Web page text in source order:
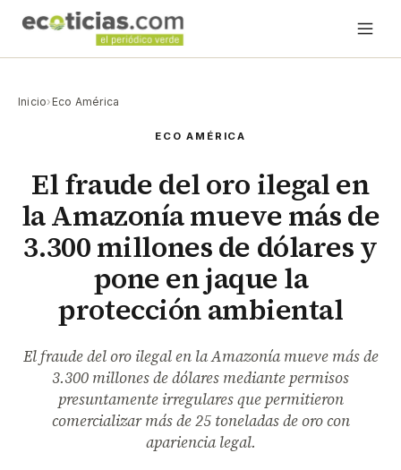
Inicio› Eco América
ECO AMÉRICA
El fraude del oro ilegal en
la Amazonía mueve más de
3.300 millones de dólares y
pone en jaque la
protección ambiental
El fraude del oro ilegal en la Amazonía mueve más de
3.300 millones de dólares mediante permisos
presuntamente irregulares que permitieron
comercializar más de 25 toneladas de oro con
apariencia legal.